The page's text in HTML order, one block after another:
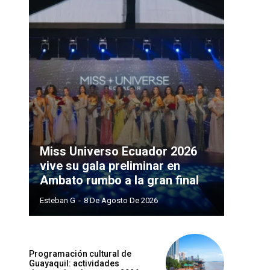
Miss Universo Ecuador 2026
vive su gala preliminar en
Ambato rumbo a la gran final
Esteban G - 8 De Agosto De 2026
Programación cultural de
Guayaquil: actividades